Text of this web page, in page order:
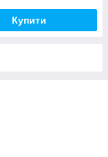
Купити